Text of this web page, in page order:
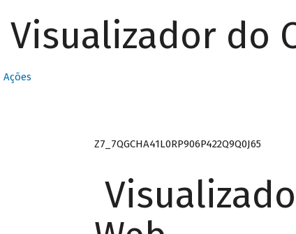
Visualizador do
Ações
Z7_7QGCHA41L0RP906P422Q9Q0J65